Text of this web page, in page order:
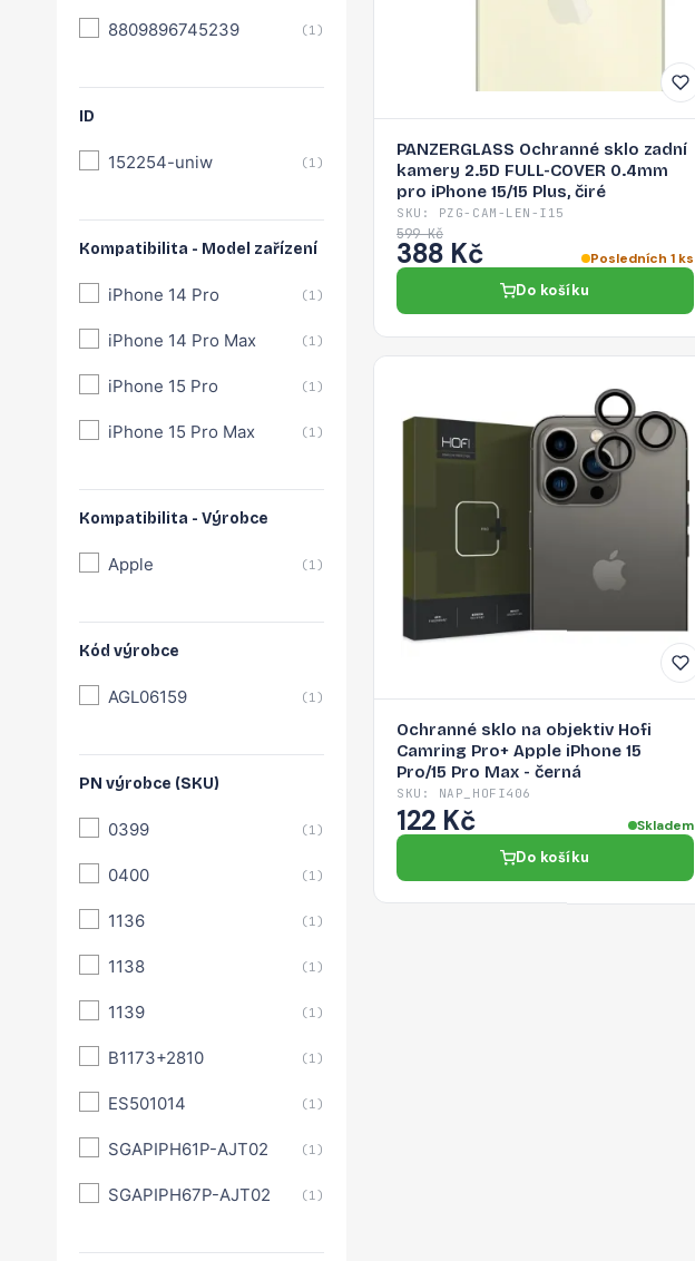
8809896745239 (1)
ID
152254-uniw (1)
Kompatibilita - Model zařízení
iPhone 14 Pro (1)
iPhone 14 Pro Max (1)
iPhone 15 Pro (1)
iPhone 15 Pro Max (1)
Kompatibilita - Výrobce
Apple (1)
Kód výrobce
AGL06159 (1)
PN výrobce (SKU)
0399 (1)
0400 (1)
1136 (1)
1138 (1)
1139 (1)
B1173+2810 (1)
ES501014 (1)
SGAPIPH61P-AJT02 (1)
SGAPIPH67P-AJT02 (1)
PANZERGLASS Ochranné sklo zadní
kamery 2.5D FULL-COVER 0.4mm
pro iPhone 15/15 Plus, čiré
SKU: PZG-CAM-LEN-I15
599 Kč
388 Kč Posledních 1 ks
Do košíku
Ochranné sklo na objektiv Hofi
Camring Pro+ Apple iPhone 15
Pro/15 Pro Max - černá
SKU: NAP_HOFI406
122 Kč Skladem
Do košíku